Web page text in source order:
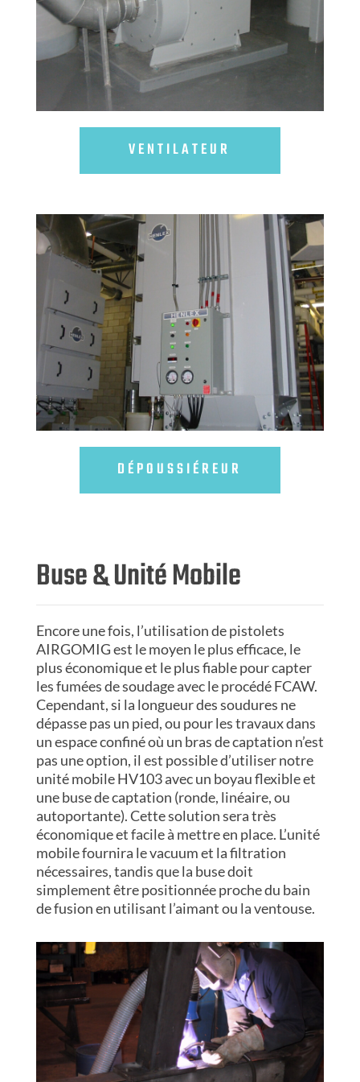
VENTILATEUR
DÉPOUSSIÉREUR
Buse & Unité Mobile
Encore une fois, l’utilisation de pistolets
AIRGOMIG est le moyen le plus efficace, le
plus économique et le plus fiable pour capter
les fumées de soudage avec le procédé FCAW.
Cependant, si la longueur des soudures ne
dépasse pas un pied, ou pour les travaux dans
un espace confiné où un bras de captation n’est
pas une option, il est possible d’utiliser notre
unité mobile HV103 avec un boyau flexible et
une buse de captation (ronde, linéaire, ou
autoportante). Cette solution sera très
économique et facile à mettre en place. L’unité
mobile fournira le vacuum et la filtration
nécessaires, tandis que la buse doit
simplement être positionnée proche du bain
de fusion en utilisant l’aimant ou la ventouse.